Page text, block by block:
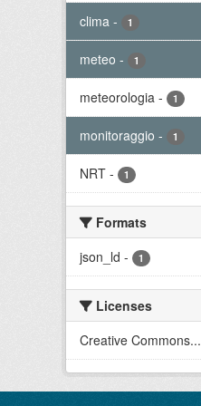
clima - 1
meteo - 1
meteorologia - 1
monitoraggio - 1
NRT - 1
Formats
json_ld - 1
Licenses
Creative Commons...